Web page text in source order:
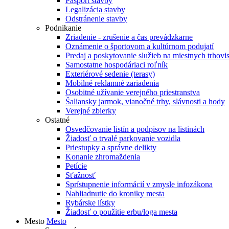
Legalizácia stavby
Odstránenie stavby
Podnikanie
Zriadenie - zrušenie a čas prevádzkarne
Oznámenie o športovom a kultúrnom podujatí
Predaj a poskytovanie služieb na miestnych
Samostatne hospodáriaci roľník
Exteriérové sedenie (terasy)
Mobilné reklamné zariadenia
Osobitné užívanie verejného priestranstva
Šaliansky jarmok, vianočné trhy, slávnosti a hody
Verejné zbierky
Ostatné
Osvedčovanie listín a podpisov na listinách
Žiadosť o trvalé parkovanie vozidla
Priestupky a správne delikty
Konanie zhromaždenia
Petície
Sťažnosť
Sprístupnenie informácií v zmysle infozákona
Nahliadnutie do kroniky mesta
Rybárske lístky
Žiadosť o použitie erbu/loga mesta
Mesto Mesto